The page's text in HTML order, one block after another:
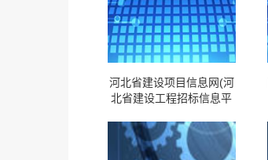
河北省建设项目信息网(河
北省建设工程招标信息平